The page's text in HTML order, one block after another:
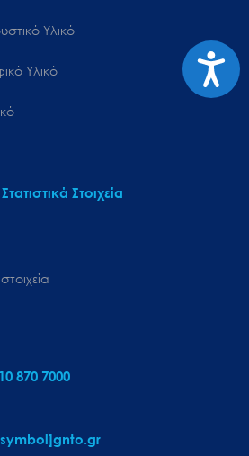
Υλικό
Υλικό
Στοιχεία
870 7000